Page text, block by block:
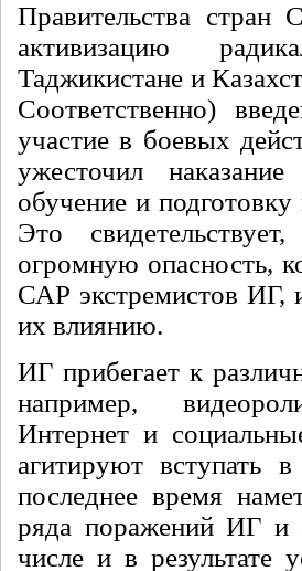
Правительства
активизацию
Таджикистане и
Соответственно)
участие в боевых
ужесточил
обучение и
Это
огромную опасность,
САР экстремистов ИГ,
их влиянию.
ИГ прибегает к
например,
Интернет и
агитируют
последнее время
ряда поражений ИГ и
числе и в